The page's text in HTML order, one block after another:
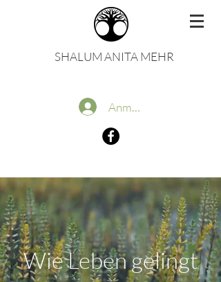
SHALUM ANITA MEHR
Anmelden
Wie Leben gelingt